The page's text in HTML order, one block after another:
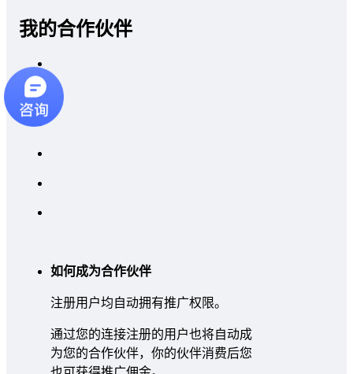
我的合作伙伴
如何成为合作伙伴
注册用户均自动拥有推广权限。
通过您的连接注册的用户也将自动成
为您的合作伙伴，你的伙伴消费后您